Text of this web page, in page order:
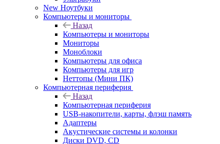
New Ноутбуки
Компьютеры и мониторы
Назад
Компьютеры и мониторы
Мониторы
Моноблоки
Компьютеры для офиса
Компьютеры для игр
Неттопы (Мини ПК)
Компьютерная периферия
Назад
Компьютерная периферия
USB-накопители, карты, флэш память
Адаптеры
Акустические системы и колонки
Диски DVD, CD